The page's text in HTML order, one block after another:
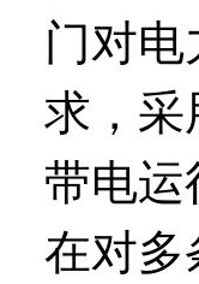
门对电
求，采
带电运
在对多